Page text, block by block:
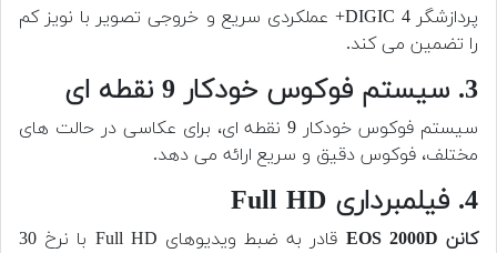
پردازشگر DIGIC 4+ عملکردی سریع و خروجی تصویر با نویز کم
را تضمین می کند.
3. سیستم فوکوس خودکار 9 نقطه ای
سیستم فوکوس خودکار 9 نقطه ای، برای عکاسی در حالت های
مختلف، فوکوس دقیق و سریع ارائه می دهد.
4. فیلمبرداری Full HD
کانن EOS 2000D
قادر به ضبط ویدیوهای Full HD با نرخ 30